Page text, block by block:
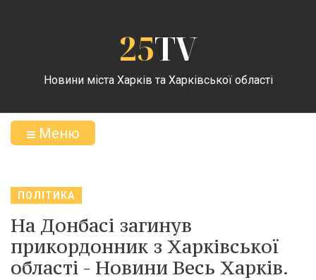
25TV
Новини міста Харків та Харківської області
Меню
ПОЛІТИКА
На Донбасі загинув
прикордонник з Харківської
області - Новини Весь Харків.